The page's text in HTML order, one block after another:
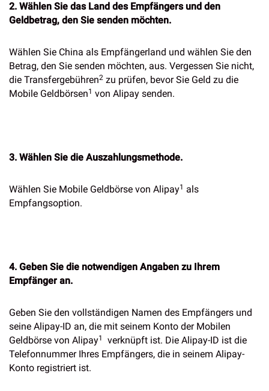
2. Wählen Sie das Land des Empfängers und den
Geldbetrag, den Sie senden möchten.
Wählen Sie China als Empfängerland und wählen Sie den
Betrag, den Sie senden möchten, aus. Vergessen Sie nicht,
die Transfergebühren2 zu prüfen, bevor Sie Geld zu die
Mobile Geldbörsen1 von Alipay senden.
3. Wählen Sie die Auszahlungsmethode.
Wählen Sie Mobile Geldbörse von Alipay1 als
Empfangsoption.
4. Geben Sie die notwendigen Angaben zu Ihrem
Empfänger an.
Geben Sie den vollständigen Namen des Empfängers und
seine Alipay-ID an, die mit seinem Konto der Mobilen
Geldbörse von Alipay1
verknüpft ist. Die Alipay-ID ist die
Telefonnummer Ihres Empfängers, die in seinem Alipay-
Konto registriert ist.